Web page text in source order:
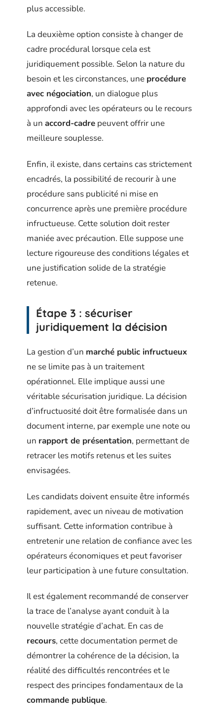
plus accessible.
La deuxième option consiste à changer de
cadre procédural lorsque cela est
juridiquement possible. Selon la nature du
besoin et les circonstances, une procédure
avec négociation, un dialogue plus
approfondi avec les opérateurs ou le recours
à un accord-cadre peuvent offrir une
meilleure souplesse.
Enfin, il existe, dans certains cas strictement
encadrés, la possibilité de recourir à une
procédure sans publicité ni mise en
concurrence après une première procédure
infructueuse. Cette solution doit rester
maniée avec précaution. Elle suppose une
lecture rigoureuse des conditions légales et
une justification solide de la stratégie
retenue.
Étape 3 : sécuriser
juridiquement la décision
La gestion d’un marché public infructueux
ne se limite pas à un traitement
opérationnel. Elle implique aussi une
véritable sécurisation juridique. La décision
d’infructuosité doit être formalisée dans un
document interne, par exemple une note ou
un rapport de présentation, permettant de
retracer les motifs retenus et les suites
envisagées.
Les candidats doivent ensuite être informés
rapidement, avec un niveau de motivation
suffisant. Cette information contribue à
entretenir une relation de confiance avec les
opérateurs économiques et peut favoriser
leur participation à une future consultation.
Il est également recommandé de conserver
la trace de l’analyse ayant conduit à la
nouvelle stratégie d’achat. En cas de
recours, cette documentation permet de
démontrer la cohérence de la décision, la
réalité des difficultés rencontrées et le
respect des principes fondamentaux de la
commande publique.